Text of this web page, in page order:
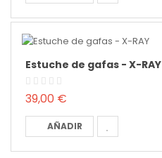
Estuche de gafas - X-RAY
39,00 €
AÑADIR